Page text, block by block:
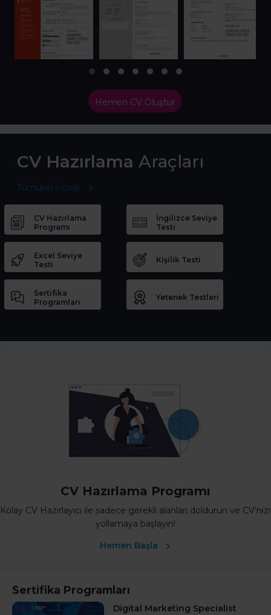
Hemen CV Oluştur
CV Hazırlama Araçları
Tümünü İncele
CV Hazırlama
Programı
İngilizce Seviye
Testi
Excel Seviye
Testi
Kişilik Testi
Sertifika
Programları
Yetenek Testleri
CV Hazırlama Programı
Kolay CV Hazırlayıcı ile sadece gerekli alanları doldurun ve CV’nizi
yollamaya başlayın!
Hemen Başla
Sertifika Programları
Digital Marketing Specialist